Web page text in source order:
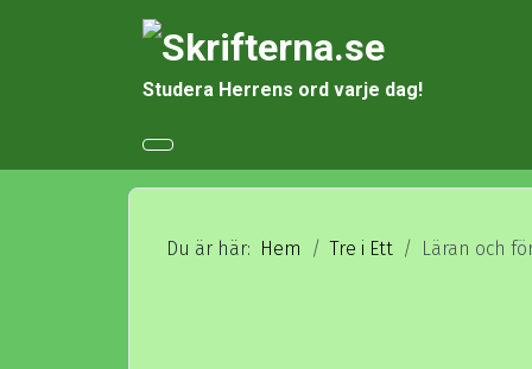
Studera Herrens ord varje dag!
Du är här: Hem Tre i Ett Läran och